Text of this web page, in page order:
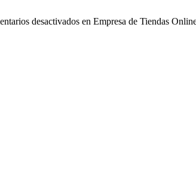
desactivados en Empresa de Tiendas